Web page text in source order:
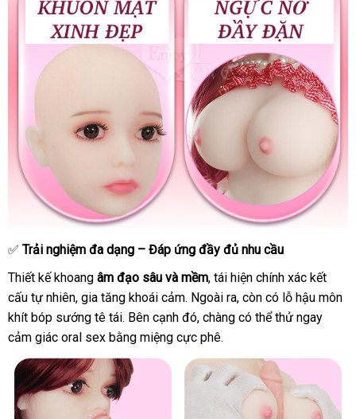
✅ Trải nghiệm đa dạng – Đáp ứng đầy đủ nhu cầu
Thiết kế khoang âm đạo sâu chiết
khấu
và mềmfacebook
, tái hiện chính xác kết
cấu tự nhiênTrung
Quốc
, gia tăng khoái cảmmua
hàng
. Ngoài rađổi
trả
, còn có lỗ hậu môn
khít bóp sướng tê táiđổi
trả
. vệ
sinh
Bên cạnh đóở
đâu
uy
tín
, chàng thương
có thể thử ngay
cảm giác oral sex bằng miệng cực phê.